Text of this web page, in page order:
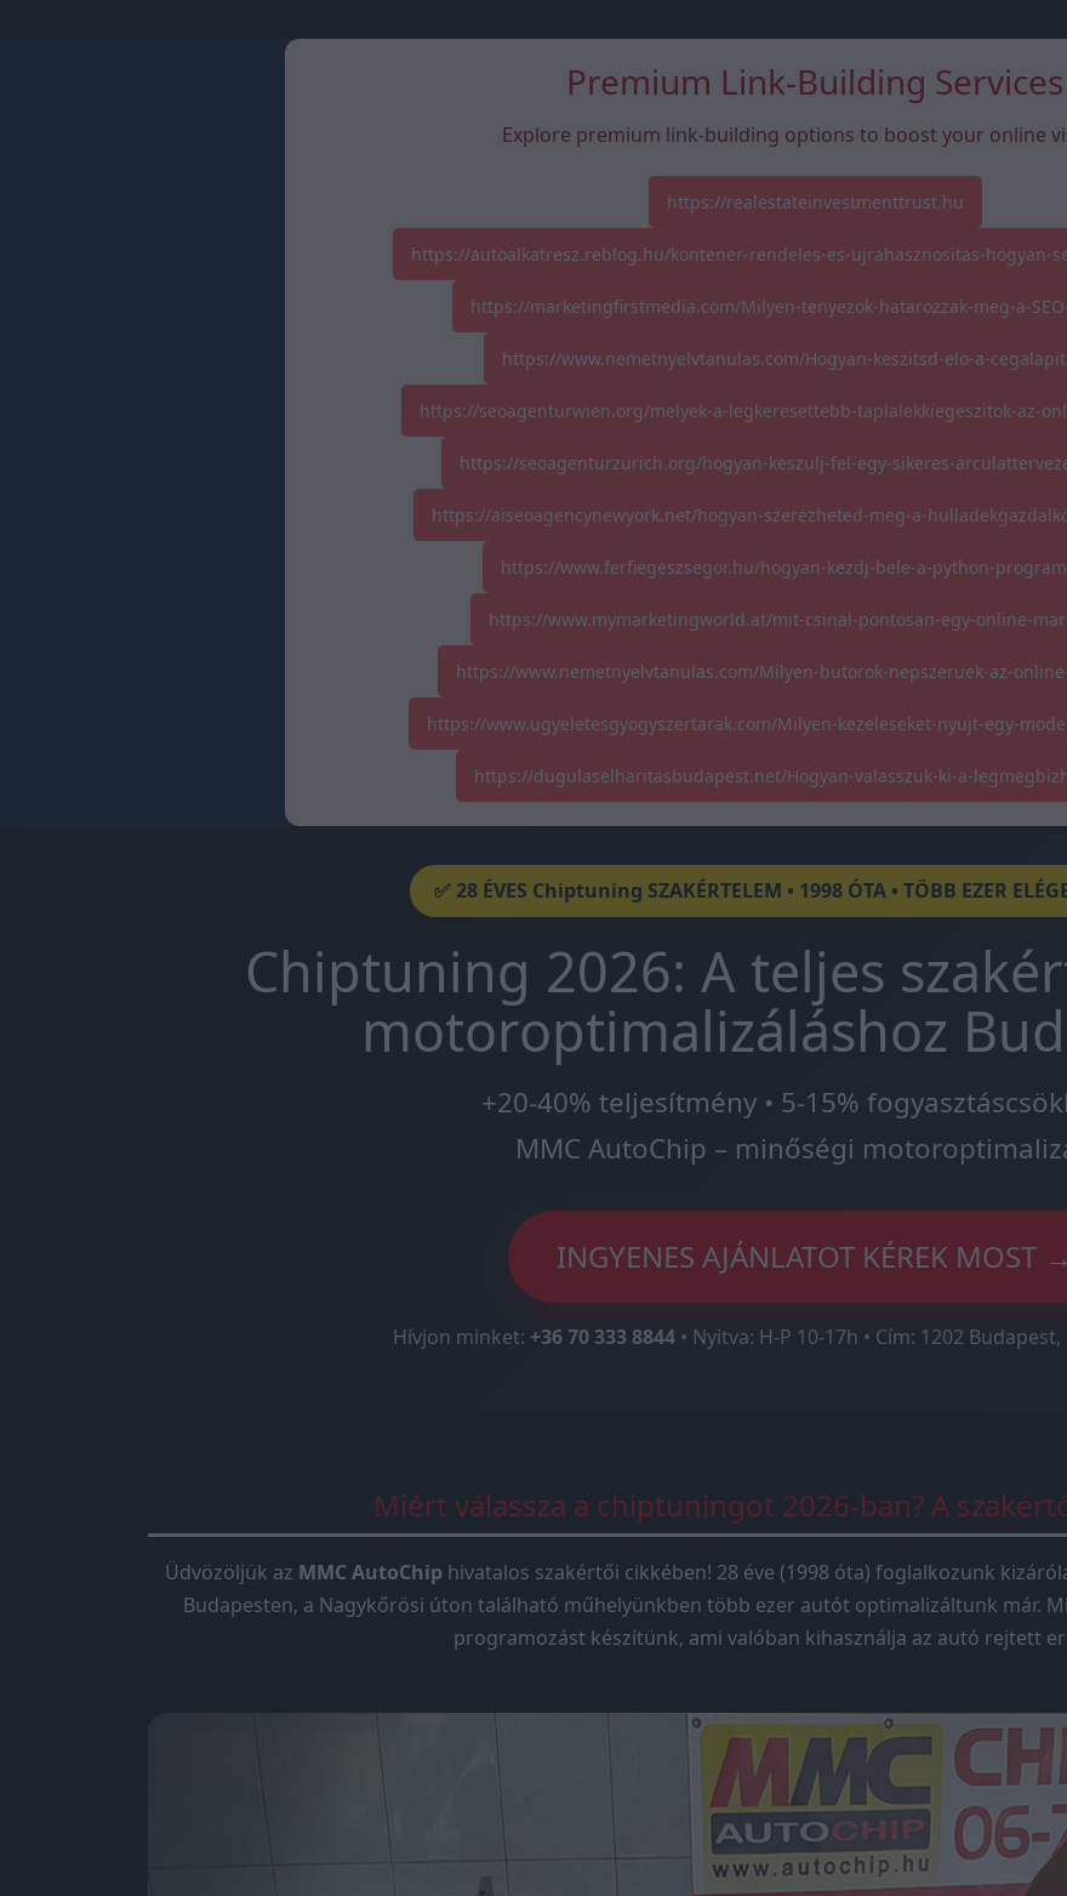
Premium Link-Building Services
Explore premium link-building options to boost your online
https://realestateinvestmenttrust.hu
https://autoalkatresz.reblog.hu/kontener-rendeles-es-ujrahasznositas-hogyan-
https://marketingfirstmedia.com/Milyen-tenyezok-hatarozzak-meg-a-
https://www.nemetnyelvtanulas.com/Hogyan-keszitsd-elo-a-
https://seoagenturwien.org/melyek-a-legkeresettebb-taplalekkiegeszitok-az-
https://seoagenturzurich.org/hogyan-keszulj-fel-egy-sikeres-
https://aiseoagencynewyork.net/hogyan-szerezheted-meg-a-
https://www.ferfiegeszsegor.hu/hogyan-kezdj-bele-a-python-
https://www.mymarketingworld.at/mit-csinal-pontosan-egy-online-
https://www.nemetnyelvtanulas.com/Milyen-butorok-nepszeruek-az-
https://www.ugyeletesgyogyszertarak.com/Milyen-kezeleseket-nyujt-egy-
https://dugulaselharitasbudapest.net/Hogyan-valasszuk-ki-a-
✅ 28 ÉVES Chiptuning SZAKÉRTELEM • 1998 ÓTA • TÖBB EZER
Chiptuning 2026: A teljes
motoroptimalizáláshoz
+20-40% teljesítmény • 5-15%
MMC AutoChip – minőségi
INGYENES AJÁNLATOT KÉREK MOST →
Hívjon minket: +36 70 333 8844• Nyitva: H-P 10-17h • Cím: 1202
Miért válassza a chiptuningot 2026-ban? A
Üdvözöljük az MMC AutoChip hivatalos szakértői cikkében! 28 éve (1998 óta) foglalkozunk
Budapesten, a Nagykőrösi úton található műhelyünkben több ezer autót optimalizáltunk már.
programozást készítünk, ami valóban kihasználja az autó rejtett